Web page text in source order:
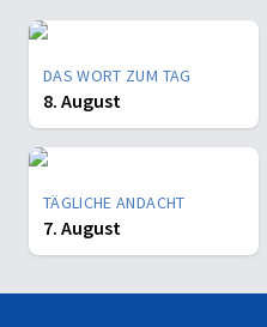
DAS WORT ZUM TAG
8. August
TÄGLICHE ANDACHT
7. August